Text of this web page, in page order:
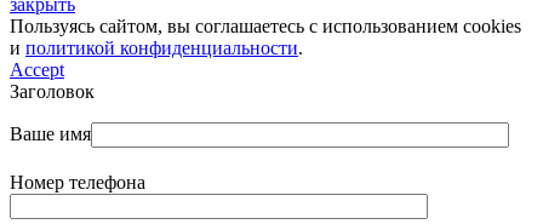
закрыть
Пользуясь сайтом, вы соглашаетесь с использованием cookies
и политикой конфиденциальности.
Accept
Заголовок
Ваше имя
Номер телефона